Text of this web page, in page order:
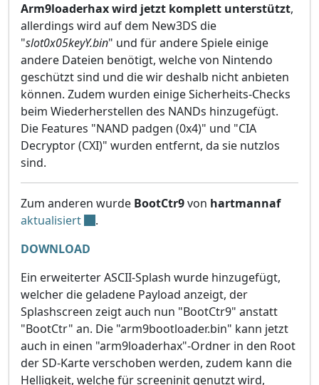
Arm9loaderhax wird jetzt komplett unterstützt,
allerdings wird auf dem New3DS die
"slot0x05keyY.bin" und für andere Spiele einige
andere Dateien benötigt, welche von Nintendo
geschützt sind und die wir deshalb nicht anbieten
können. Zudem wurden einige Sicherheits-Checks
beim Wiederherstellen des NANDs hinzugefügt.
Die Features "NAND padgen (0x4)" und "CIA
Decryptor (CXI)" wurden entfernt, da sie nutzlos
sind.
Zum anderen wurde BootCtr9von hartmannaf
aktualisiert
.
DOWNLOAD
Ein erweiterter ASCII-Splash wurde hinzugefügt,
welcher die geladene Payload anzeigt, der
Splashscreen zeigt auch nun "BootCtr9" anstatt
"BootCtr" an. Die "arm9bootloader.bin" kann jetzt
auch in einen "arm9loaderhax"-Ordner in den Root
der SD-Karte verschoben werden, zudem kann die
Helligkeit, welche für screeninit genutzt wird,